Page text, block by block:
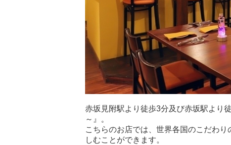
赤坂見附駅より徒歩3分及び赤坂駅より
～』。
こちらのお店では、世界各国のこだわ
しむことができます。